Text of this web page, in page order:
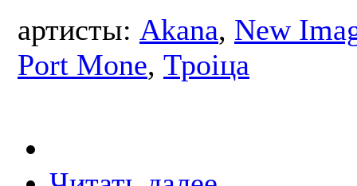
артисты: Akana, New
Port Mone, Троіца